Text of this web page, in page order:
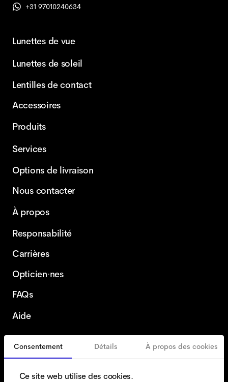
Consentement Détails À propos des cookies
Ce site web utilise des cookies.
+31 97010240634
Lunettes de vue
Lunettes de soleil
Lentilles de contact
Accessoires
Produits
Services
Options de livraison
Nous contacter
À propos
Responsabilité
Carrières
Opticien·nes
FAQs
Aide
France French